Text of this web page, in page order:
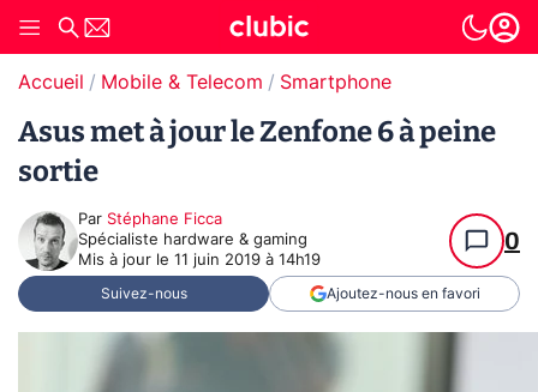
Accueil Mobile & Telecom Smartphone
Asus met à jour le Zenfone 6 à peine
sortie
Par Stéphane Ficca
Spécialiste hardware & gaming
Mis à jour le 11 juin 2019 à 14h19
0
Suivez-nous Ajoutez-nous en favori